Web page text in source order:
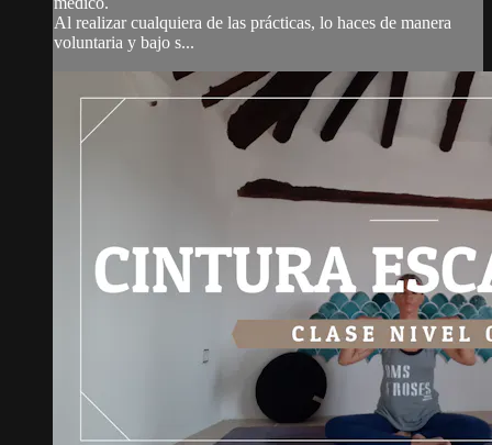
Al realizar cualquiera de las prácticas, lo haces de manera
voluntaria y bajo s...